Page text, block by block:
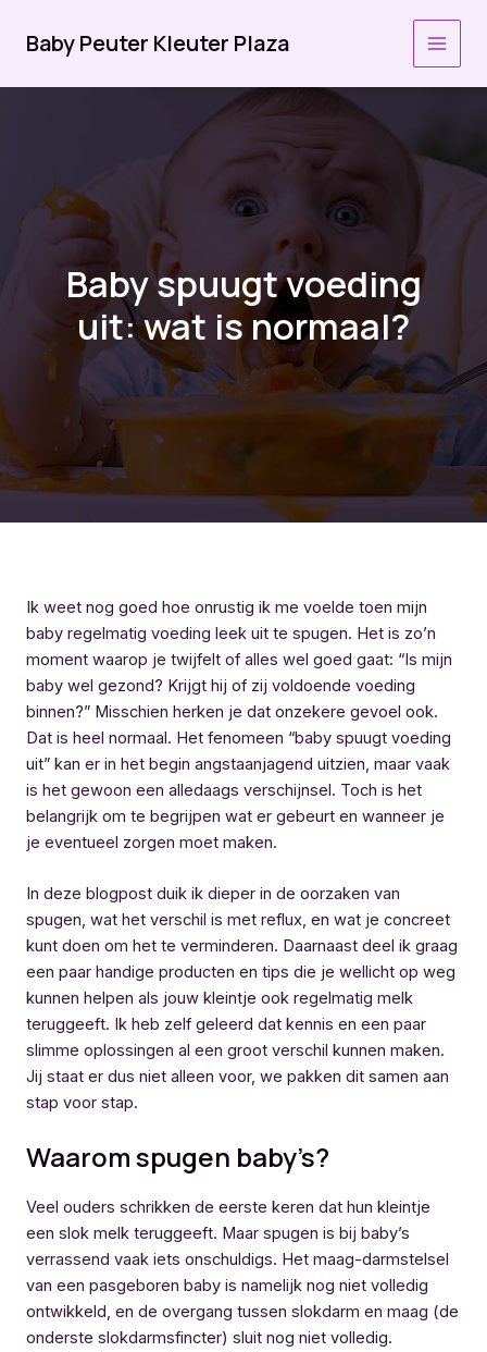
naar
inhoud
Baby Peuter Kleuter Plaza
Baby spuugt voeding
uit: wat is normaal?
Ik weet nog goed hoe onrustig ik me voelde toen mijn
baby regelmatig voeding leek uit te spugen. Het is zo’n
moment waarop je twijfelt of alles wel goed gaat: “Is mijn
baby wel gezond? Krijgt hij of zij voldoende voeding
binnen?” Misschien herken je dat onzekere gevoel ook.
Dat is heel normaal. Het fenomeen “baby spuugt voeding
uit” kan er in het begin angstaanjagend uitzien, maar vaak
is het gewoon een alledaags verschijnsel. Toch is het
belangrijk om te begrijpen wat er gebeurt en wanneer je
je eventueel zorgen moet maken.
In deze blogpost duik ik dieper in de oorzaken van
spugen, wat het verschil is met reflux, en wat je concreet
kunt doen om het te verminderen. Daarnaast deel ik graag
een paar handige producten en tips die je wellicht op weg
kunnen helpen als jouw kleintje ook regelmatig melk
teruggeeft. Ik heb zelf geleerd dat kennis en een paar
slimme oplossingen al een groot verschil kunnen maken.
Jij staat er dus niet alleen voor, we pakken dit samen aan
stap voor stap.
Waarom spugen baby’s?
Veel ouders schrikken de eerste keren dat hun kleintje
een slok melk teruggeeft. Maar spugen is bij baby’s
verrassend vaak iets onschuldigs. Het maag-darmstelsel
van een pasgeboren baby is namelijk nog niet volledig
ontwikkeld, en de overgang tussen slokdarm en maag (de
onderste slokdarmsfincter) sluit nog niet volledig.